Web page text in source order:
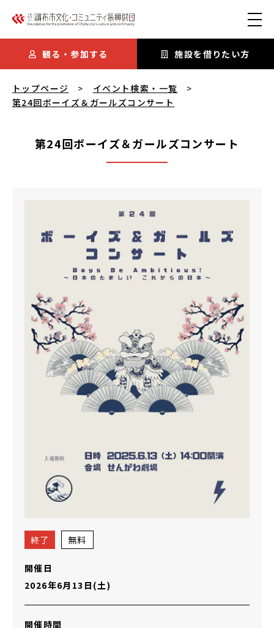
観る・参加する 施設を借りたい方
トップページ
イベント検索・一覧
第24回ボーイズ＆ガールズコンサート
第24回ボーイズ＆ガールズコンサート
終了 無料
開催日
2026年6月13日(土)
開催時間
第24回ボーイズ＆ガールズコンサートを閲覧中